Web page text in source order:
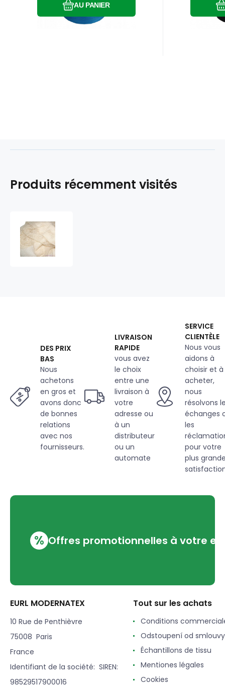
AU PANIER
Produits récemment visités
DES PRIX
BAS
Nous
achetons
en gros et
avons donc
de bonnes
relations
avec nos
fournisseurs.
LIVRAISON
RAPIDE
vous avez
le choix
entre une
livraison à
votre
adresse ou
à un
distributeur
ou un
automate
SERVICE
CLIENTÈLE
Nous vous
aidons à
choisir et à
acheter,
nous
résolvons
échanges
les
pour votre
plus
% Offres promotionnelles à votre
EURL MODERNATEX
10 Rue de Penthièvre
75008 Paris
France
Identifiant de la société: SIREN:
98529517900016
Tout sur les achats
Conditions
Odstoupení od smlouvy
Échantillons de tissu
Mentiones légales
Cookies